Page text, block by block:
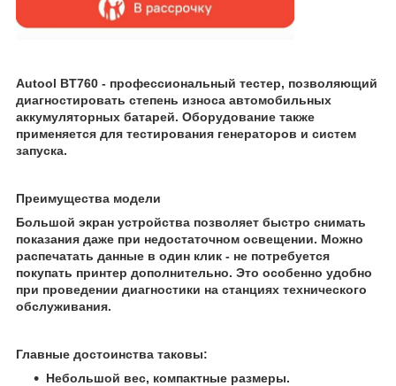
Autool BT760 - профессиональный тестер, позволяющий
диагностировать степень износа автомобильных
аккумуляторных батарей. Оборудование также
применяется для тестирования генераторов и систем
запуска.
Преимущества модели
Большой экран устройства позволяет быстро снимать
показания даже при недостаточном освещении. Можно
распечатать данные в один клик - не потребуется
покупать принтер дополнительно. Это особенно удобно
при проведении диагностики на станциях технического
обслуживания.
Главные достоинства таковы:
Небольшой вес, компактные размеры.